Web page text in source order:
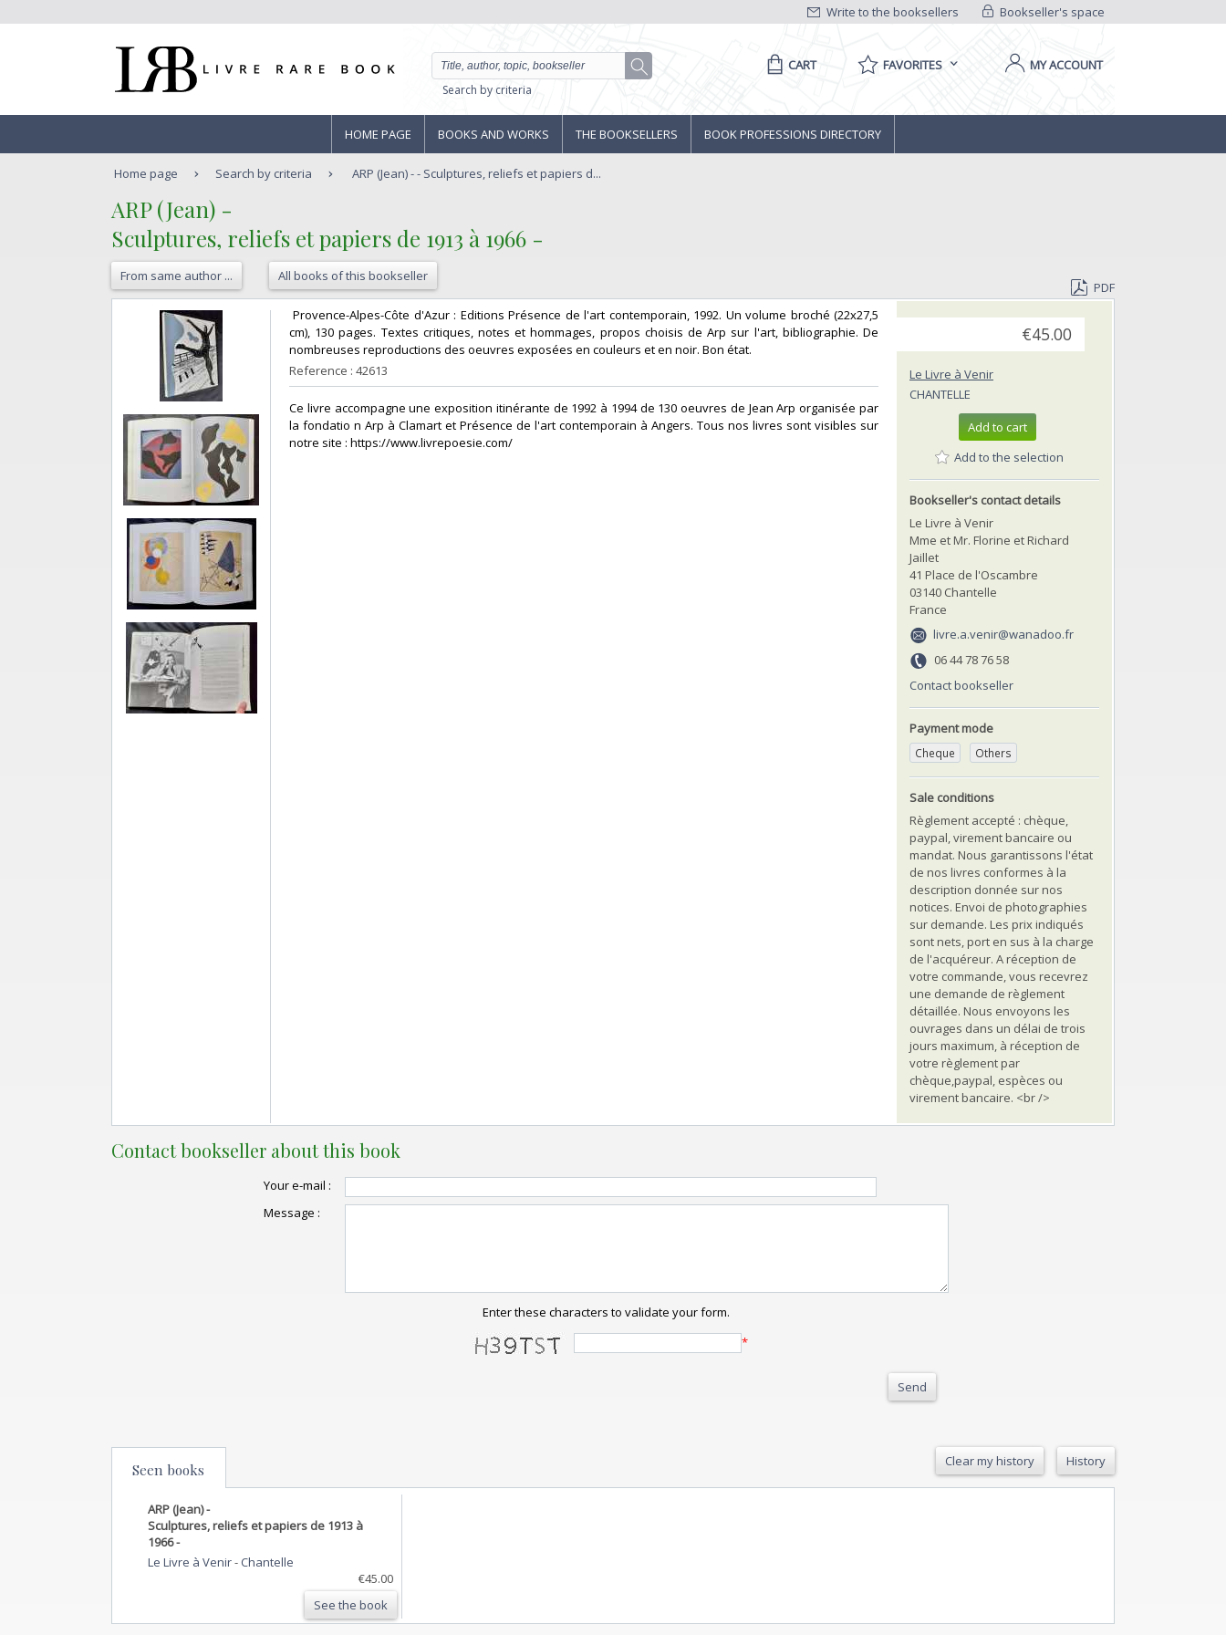
Bookseller's space
Write to the booksellers
Search by criteria
CART FAVORITES MY ACCOUNT
HOME PAGE BOOKS AND WORKS THE BOOKSELLERS BOOK PROFESSIONS DIRECTORY
Home page Search by criteria ARP (Jean) - - Sculptures, reliefs et papiers d...
‎ARP (Jean) -‎
‎Sculptures, reliefs et papiers de 1913 à 1966 - ‎
From same author ... All books of this bookseller
PDF
‎ Provence-Alpes-Côte d'Azur : Editions Présence de l'art contemporain, 1992. Un volume broché (22x27,5
cm), 130 pages. Textes critiques, notes et hommages, propos choisis de Arp sur l'art, bibliographie. De
nombreuses reproductions des oeuvres exposées en couleurs et en noir. Bon état. ‎
Reference : 42613
‎Ce livre accompagne une exposition itinérante de 1992 à 1994 de 130 oeuvres de Jean Arp organisée par
la fondatio n Arp à Clamart et Présence de l'art contemporain à Angers. Tous nos livres sont visibles sur
notre site : https://www.livrepoesie.com/‎
€45.00
Le Livre à Venir
CHANTELLE
Add to cart
Add to the selection
Bookseller's contact details
Le Livre à Venir
Mme et Mr. Florine et Richard
Jaillet
41 Place de l'Oscambre
03140 Chantelle
France
livre.a.venir@wanadoo.fr
06 44 78 76 58
Contact bookseller
Payment mode
Cheque Others
Sale conditions
Règlement accepté : chèque,
paypal, virement bancaire ou
mandat. Nous garantissons l'état
de nos livres conformes à la
description donnée sur nos
notices. Envoi de photographies
sur demande. Les prix indiqués
sont nets, port en sus à la charge
de l'acquéreur. A réception de
votre commande, vous recevrez
une demande de règlement
détaillée. Nous envoyons les
ouvrages dans un délai de trois
jours maximum, à réception de
votre règlement par
chèque,paypal, espèces ou
virement bancaire. <br />
Contact bookseller about this book
Your e-mail :
Message :
Enter these characters to validate your form.
*
Send
Seen books Clear my history History
ARP (Jean) -
Sculptures, reliefs et papiers de 1913 à
1966 -
Le Livre à Venir- Chantelle
€45.00
See the book